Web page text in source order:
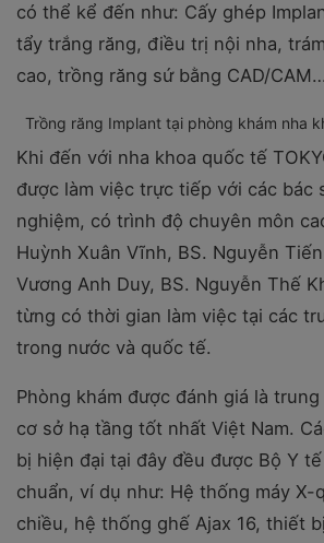
có thể kể đến như: Cấy ghép
tẩy trắng răng, điều trị nội nha,
cao, trồng răng sứ bằng CAD/CAM…
Trồng răng Implant tại phòng khám nha
Khi đến với nha khoa quốc tế
được làm việc trực tiếp với các bác
nghiệm, có trình độ chuyên môn
Huỳnh Xuân Vĩnh, BS. Nguyễn
Vương Anh Duy, BS. Nguyễn Thế
từng có thời gian làm việc tại các
trong nước và quốc tế.
Phòng khám được đánh giá là
cơ sở hạ tầng tốt nhất Việt Nam.
bị hiện đại tại đây đều được Bộ Y
chuẩn, ví dụ như: Hệ thống máy X-
chiều, hệ thống ghế Ajax 16, thiết